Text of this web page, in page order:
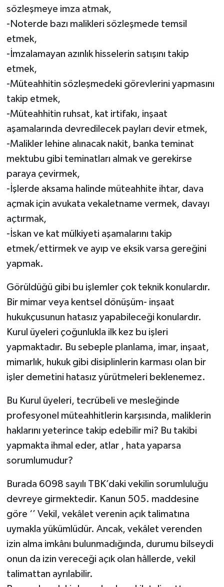
sözleşmeye imza atmak,
-Noterde bazı malikleri sözleşmede temsil
etmek,
-İmzalamayan azınlık hisselerin satışını takip
etmek,
-Müteahhitin sözleşmedeki görevlerini yapmasını
takip etmek,
-Müteahhitin ruhsat, kat irtifakı, inşaat
aşamalarında devredilecek payları devir etmek,
-Malikler lehine alınacak nakit, banka teminat
mektubu gibi teminatları almak ve gerekirse
paraya çevirmek,
-İşlerde aksama halinde müteahhite ihtar, dava
açmak için avukata vekaletname vermek, davayı
açtırmak,
-İskan ve kat mülkiyeti aşamalarını takip
etmek/ettirmek ve ayıp ve eksik varsa gereğini
yapmak.
Görüldüğü gibi bu işlemler çok teknik konulardır.
Bir mimar veya kentsel dönüşüm- inşaat
hukukçusunun hatasız yapabileceği konulardır.
Kurul üyeleri çoğunlukla ilk kez bu işleri
yapmaktadır. Bu sebeple planlama, imar, inşaat,
mimarlık, hukuk gibi disiplinlerin karması olan bir
işler demetini hatasız yürütmeleri beklenemez.
Bu Kurul üyeleri, tecrübeli ve mesleğinde
profesyonel müteahhitlerin karşısında, maliklerin
haklarını yeterince takip edebilir mi? Bu takibi
yapmakta ihmal eder, atlar , hata yaparsa
sorumlumudur?
Burada 6098 sayılı TBK’daki vekilin sorumluluğu
devreye girmektedir. Kanun 505. maddesine
göre ‘’ Vekil, vekâlet verenin açık talimatına
uymakla yükümlüdür. Ancak, vekâlet verenden
izin alma imkânı bulunmadığında, durumu bilseydi
onun da izin vereceği açık olan hâllerde, vekil
talimattan ayrılabilir.